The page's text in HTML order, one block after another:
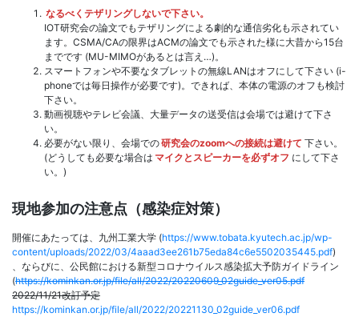
なるべくテザリングしないで下さい。
IOT研究会の論文でもテザリングによる劇的な通信劣化も示されてい
ます。CSMA/CAの限界はACMの論文でも示された様に大昔から15台
までです (MU-MIMOがあるとは言え…)。
スマートフォンや不要なタブレットの無線LANはオフにして下さい (i-
phoneでは毎日操作が必要です)。できれば、本体の電源のオフも検討
下さい。
動画視聴やテレビ会議、大量データの送受信は会場では避けて下さ
い。
必要がない限り、会場での研究会のzoomへの接続は避けて 下さい。
(どうしても必要な場合は マイクとスピーカーを必ずオフ にして下さ
い。)
現地参加の注意点（感染症対策）
開催にあたっては、九州工業大学 (https://www.tobata.kyutech.ac.jp/wp-
content/uploads/2022/03/4aaad3ee261b75eda84c6e5502035445.pdf)
、ならびに、公民館における新型コロナウイルス感染拡大予防ガイドライン
(https://kominkan.or.jp/file/all/2022/20220609_02guide_ver05.pdf
2022/11/21改訂予定
https://kominkan.or.jp/file/all/2022/20221130_02guide_ver06.pdf